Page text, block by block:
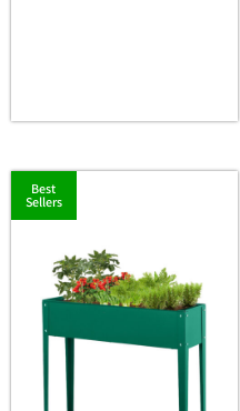
Best
Sellers